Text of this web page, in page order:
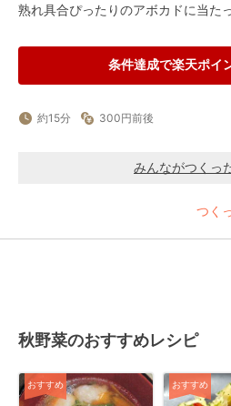
熟れ具合ぴったりのアボカドに当た
条件達成で楽天ポイ
約15分 300円前後
みんながつくっ
つく
秋野菜のおすすめレシピ
おすすめ おすすめ